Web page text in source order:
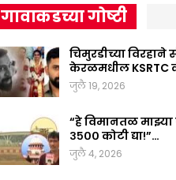
गावाकडच्या गोष्टी
चिमुरडीच्या
केरळमधील KSRTC
जुलै 19, 2026
“हे विमानतळ
३५०० कोटी द्या!”…
जुलै 4, 2026